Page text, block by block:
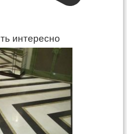
интересно